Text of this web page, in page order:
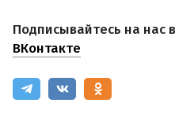
Подписывайтесь на нас в
ВКонтакте